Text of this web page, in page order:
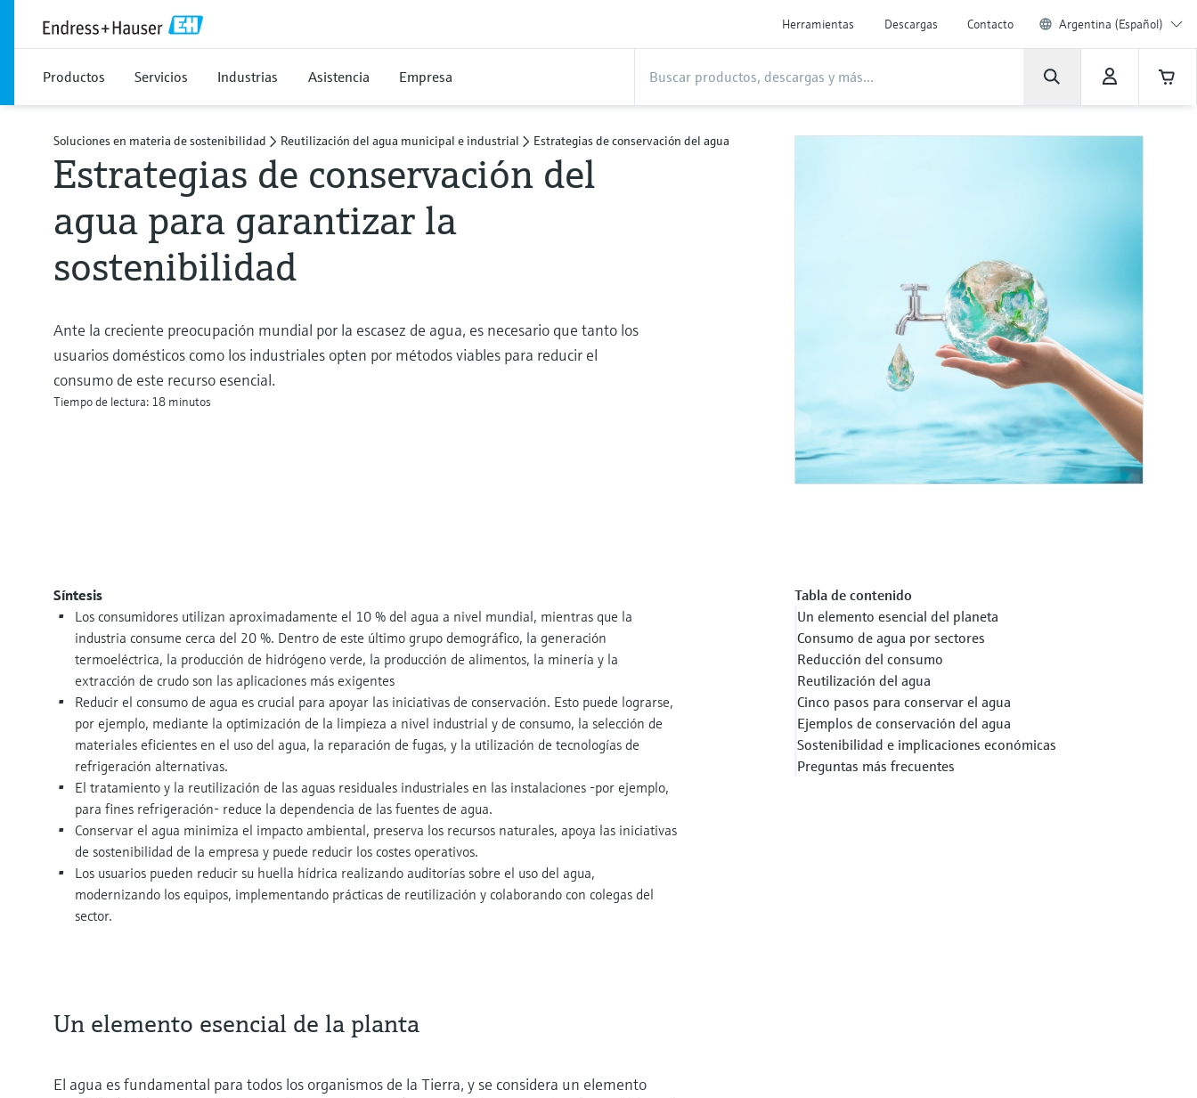
Herramientas Descargas Contacto Argentina (Español)
Productos Servicios Industrias Asistencia Empresa
Soluciones en materia de sostenibilidad Reutilización del agua municipal e industrial Estrategias de conservación del agua
Estrategias de conservación del
agua para garantizar la
sostenibilidad
Ante la creciente preocupación mundial por la escasez de agua, es necesario que tanto los
usuarios domésticos como los industriales opten por métodos viables para reducir el
consumo de este recurso esencial.
Tiempo de lectura: 18 minutos
Síntesis
Los consumidores utilizan aproximadamente el 10 % del agua a nivel mundial, mientras que la
industria consume cerca del 20 %. Dentro de este último grupo demográfico, la generación
termoeléctrica, la producción de hidrógeno verde, la producción de alimentos, la minería y la
extracción de crudo son las aplicaciones más exigentes
Reducir el consumo de agua es crucial para apoyar las iniciativas de conservación. Esto puede lograrse,
por ejemplo, mediante la optimización de la limpieza a nivel industrial y de consumo, la selección de
materiales eficientes en el uso del agua, la reparación de fugas, y la utilización de tecnologías de
refrigeración alternativas.
El tratamiento y la reutilización de las aguas residuales industriales en las instalaciones -por ejemplo,
para fines refrigeración- reduce la dependencia de las fuentes de agua.
Conservar el agua minimiza el impacto ambiental, preserva los recursos naturales, apoya las iniciativas
de sostenibilidad de la empresa y puede reducir los costes operativos.
Los usuarios pueden reducir su huella hídrica realizando auditorías sobre el uso del agua,
modernizando los equipos, implementando prácticas de reutilización y colaborando con colegas del
sector.
Tabla de contenido
Un elemento esencial del planeta
Consumo de agua por sectores
Reducción del consumo
Reutilización del agua
Cinco pasos para conservar el agua
Ejemplos de conservación del agua
Sostenibilidad e implicaciones económicas
Preguntas más frecuentes
Un elemento esencial de la planta
El agua es fundamental para todos los organismos de la Tierra, y se considera un elemento